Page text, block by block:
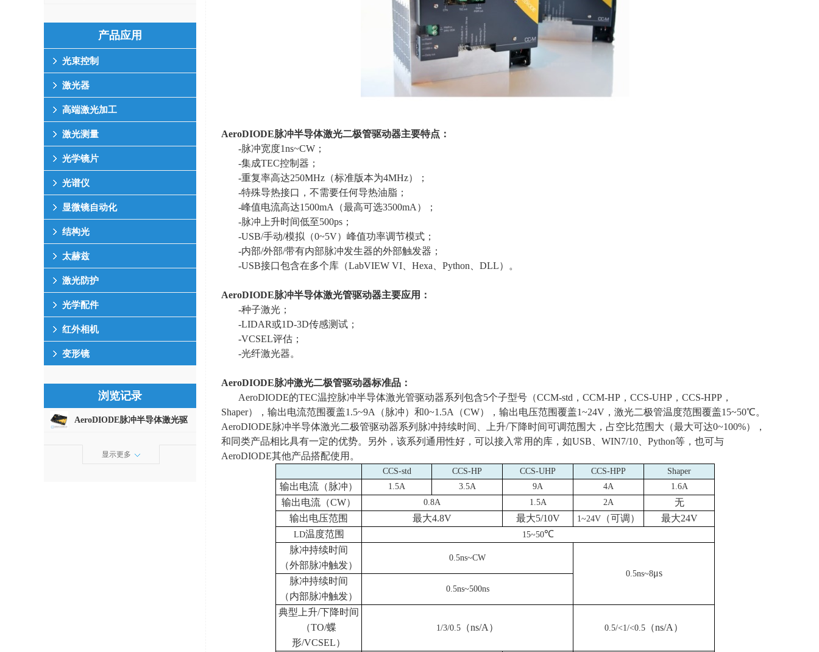
产品应用
光束控制
激光器
高端激光加工
激光测量
光学镜片
光谱仪
显微镜自动化
结构光
太赫兹
激光防护
光学配件
红外相机
变形镜
浏览记录
AeroDIODE脉冲半导体激光驱
显示更多
AeroDIODE脉冲半导体激光二极管驱动器主要特点：
-脉冲宽度1ns~CW ；
-集成TEC控制器；
-重复率高达250MHz （标准版本为4MHz）；
-特殊导热接口，不需要任何导热油脂；
-峰值电流高达1500mA （最高可选3500mA ）；
-脉冲上升时间低至500ps ；
-USB/手动/模拟（0~5V）峰值功率调节模式；
-内部/外部/带有内部脉冲发生器的外部触发器；
-USB接口包含在多个库（LabVIEW VI Hexa Python DLL）。
AeroDIODE脉冲半导体激光管驱动器主要应用：
-种子激光；
-LIDAR或1D-3D传感测试；
-VCSEL评估；
-光纤激光器。
AeroDIODE脉冲激光二极管驱动器标准品：
AeroDIODE的TEC温控脉冲半导体激光管驱动器系列包含5个子型号（CCM-std ， CCM-HP ， CCS-UHP ， CCS-HPP ，
Shaper），输出电流范围覆盖1.5~9A （脉冲）和0~1.5A （CW），输出电压范围覆盖1~24V ，激光二极管温度范围覆盖15~50℃。
AeroDIODE脉冲半导体激光二极管驱动器系列脉冲持续时间、上升/下降时间可调范围大，占空比范围大（最大可达0~100%），
和同类产品相比具有一定的优势。另外，该系列通用性好，可以接入常用的库，如USB WIN7/10 Python等，也可与
AeroDIODE其他产品搭配使用。
CCS-std CCS-HP CCS-UHP CCS-HPP Shaper
输出电流（脉冲） 1.5A 3.5A 9A 4A 1.6A
输出电流（CW） 0.8A 1.5A 2A
无
输出电压范围
最大4.8V 最大5/10V 1~24V （可调） 最大24V
LD温度范围 15~50℃
脉冲持续时间
（外部脉冲触发）
0.5ns~CW
0.5ns~8μs
脉冲持续时间
（内部脉冲触发）
0.5ns~500ns
典型上升/下降时间
（TO/蝶
形/VCSEL）
1/3/0.5 （ns/A ） 0.5/<1/<0.5 （ns/A ）